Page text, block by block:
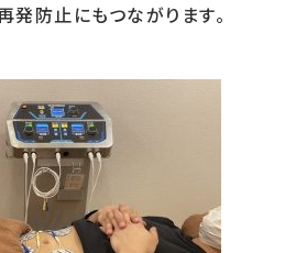
発防止にもつながります。